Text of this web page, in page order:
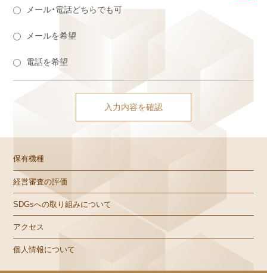
メール・電話どちらでも可
メールを希望
電話を希望
保有機種
経営審査の評価
SDGsへの取り組みについて
アクセス
個人情報について